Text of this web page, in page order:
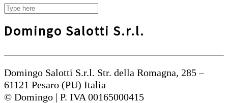
Domingo Salotti S.r.l.
Domingo Salotti S.r.l. Str. della Romagna, 285 –
61121 Pesaro (PU) Italia
© Domingo | P. IVA 00165000415